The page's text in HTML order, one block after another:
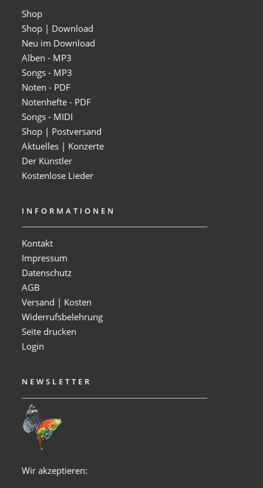
Shop
Shop | Download
Neu im Download
Alben - MP3
Songs - MP3
Noten - PDF
Notenhefte - PDF
Songs - MIDI
Shop | Postversand
Aktuelles | Konzerte
Der Künstler
Kostenlose Lieder
INFORMATIONEN
Kontakt
Impressum
Datenschutz
AGB
Versand | Kosten
Widerrufsbelehrung
Seite drucken
Login
NEWSLETTER
Wir akzeptieren: